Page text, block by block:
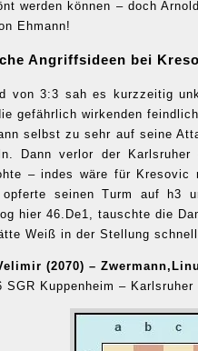
werden können – doch
Ehmann!
Angriffsideen bei
von 3:3 sah es kurzzeitig
gefährlich wirkenden
selbst zu sehr auf seine
Dann verlor der
– indes wäre für Kresovic
opferte seinen Turm auf h3
hier 46.De1, tauschte die
Weiß in der Stellung
(2070) –
SGR Kuppenheim –